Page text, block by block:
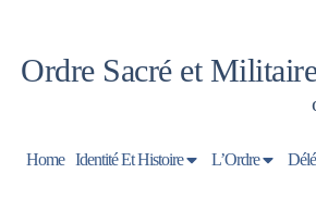
Ordre Sacré et
Home Identité Et Histoire L’Ordre